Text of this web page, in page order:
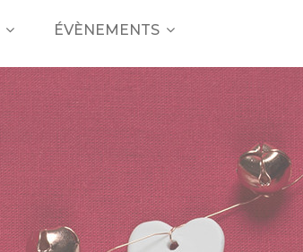
ÉVÈNEMENTS